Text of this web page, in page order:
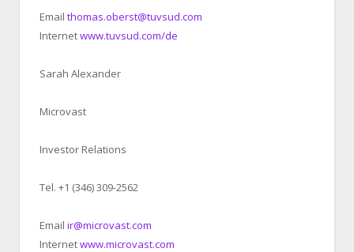
Email thomas.oberst@tuvsud.com
Internetwww.tuvsud.com/de
Sarah Alexander
Microvast
Investor Relations
Tel. +1 (346) 309-2562
Email ir@microvast.com
Internetwww.microvast.com